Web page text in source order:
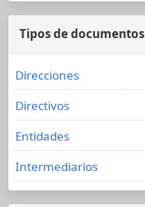
Tipos de documentos
Direcciones
Directivos
Entidades
Intermediarios